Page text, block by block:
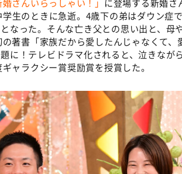
生のときに急逝。4歳下の弟はダウン症
なった。そんな亡き父との思い出と、母
著書「家族だから愛したんじゃなくて、
に！テレビドラマ化されると、泣きなが
ャラクシー賞奨励賞を授賞した。